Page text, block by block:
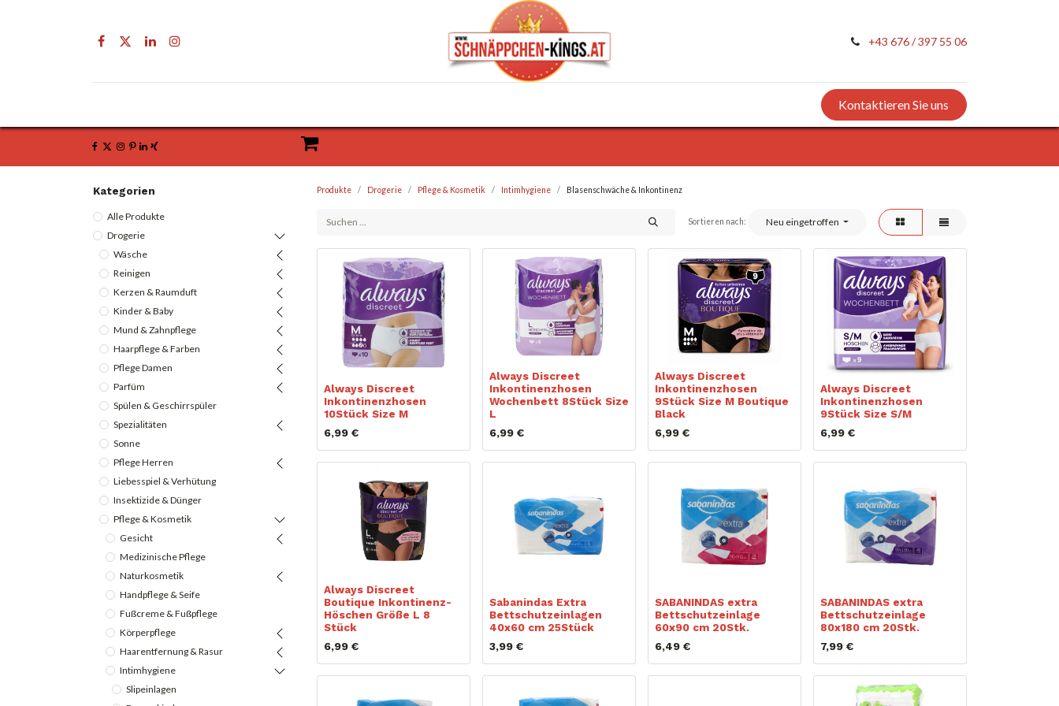
+43 676 / 397 55 06
Kontaktieren Sie uns
Kategorien
Alle Produkte
Drogerie
Wäsche
Reinigen
Kerzen & Raumduft
Kinder & Baby
Mund & Zahnpflege
Haarpflege & Farben
Pflege Damen
Parfüm
Spülen & Geschirrspüler
Spezialitäten
Sonne
Pflege Herren
Liebesspiel & Verhütung
Insektizide & Dünger
Pflege & Kosmetik
Gesicht
Medizinische Pflege
Naturkosmetik
Handpflege & Seife
Fußcreme & Fußpflege
Körperpflege
Haarentfernung & Rasur
Intimhygiene
Slipeinlagen
Produkte Drogerie Pflege & Kosmetik Intimhygiene Blasenschwäche & Inkontinenz
Sortieren nach: Neu eingetroffen
Always Discreet
Inkontinenzhosen
10Stück Size M
6,99 €
Always Discreet
Inkontinenzhosen
Wochenbett 8Stück Size
L
6,99 €
Always Discreet
Inkontinenzhosen
9Stück Size M Boutique
Black
6,99 €
Always Discreet
Inkontinenzhosen
9Stück Size S/M
6,99 €
Always Discreet
Boutique Inkontinenz-
Höschen Größe L 8
Stück
6,99 €
Sabanindas Extra
Bettschutzeinlagen
40x60 cm 25Stück
3,99 €
SABANINDAS extra
Bettschutzeinlage
60x90 cm 20Stk.
6,49 €
SABANINDAS extra
Bettschutzeinlage
80x180 cm 20Stk.
7,99 €